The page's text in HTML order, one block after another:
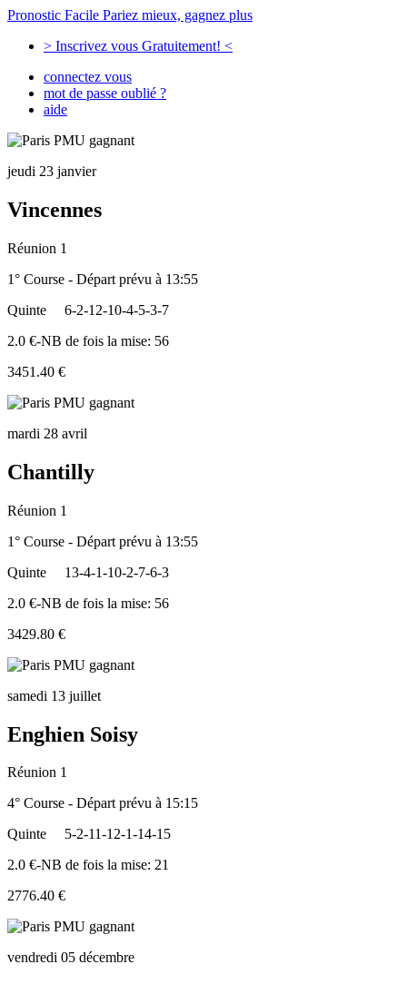
Pronostic Facile Pariez mieux, gagnez plus
> Inscrivez vous Gratuitement! <
connectez vous
mot de passe oublié ?
aide
jeudi 23 janvier
Vincennes
Réunion 1
1° Course - Départ prévu à 13:55
Quinte
6-2-12-10-4-5-3-7
2.0 €-NB de fois la mise: 56
3451.40 €
mardi 28 avril
Chantilly
Réunion 1
1° Course - Départ prévu à 13:55
Quinte
13-4-1-10-2-7-6-3
2.0 €-NB de fois la mise: 56
3429.80 €
samedi 13 juillet
Enghien Soisy
Réunion 1
4° Course - Départ prévu à 15:15
Quinte
5-2-11-12-1-14-15
2.0 €-NB de fois la mise: 21
2776.40 €
vendredi 05 décembre